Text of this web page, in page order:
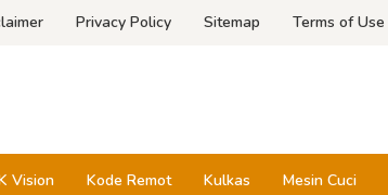
Privacy Policy Sitemap Terms of Use
Vision Kode Remot Kulkas Mesin Cuci